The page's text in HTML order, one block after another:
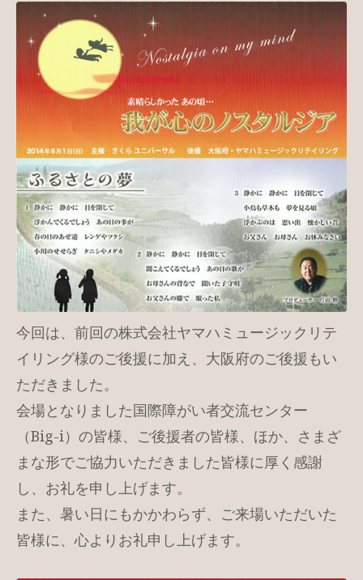
今回は、前回の株式会社ヤマハミュージックリテ
イリング様のご後援に加え、大阪府のご後援もい
ただきました。
会場となりました国際障がい者交流センター
（Big-i）の皆様、ご後援者の皆様、ほか、さまざ
まな形でご協力いただきました皆様に厚く感謝
し、お礼を申し上げます。
また、暑い日にもかかわらず、ご来場いただいた
皆様に、心よりお礼申し上げます。